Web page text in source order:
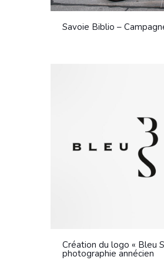
Savoie Biblio –
Création du logo « Bleu
photographie annécien